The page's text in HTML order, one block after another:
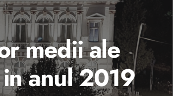
medii ale
anul 2019